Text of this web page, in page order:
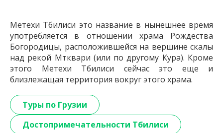
Метехи Тбилиси это название в нынешнее время
употребляется в отношении храма Рождества
Богородицы, расположившейся на вершине скалы
над рекой Мтквари (или по другому Кура). Кроме
этого Метехи Тбилиси сейчас это еще и
близлежащая территория вокруг этого храма.
Туры по Грузии
Достопримечательности Тбилиси